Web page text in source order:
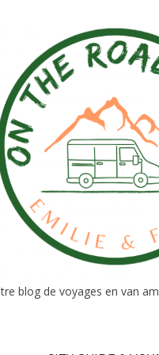
blog de voyages en van